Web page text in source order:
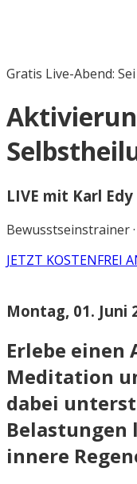
Gratis Live-Abend:
LIVE mit Karl Edy
Bewusstseinstrainer
JETZT KOSTENFREI
Montag, 01. Juni
Erlebe einen
Meditation
dabei
Belastungen
innere